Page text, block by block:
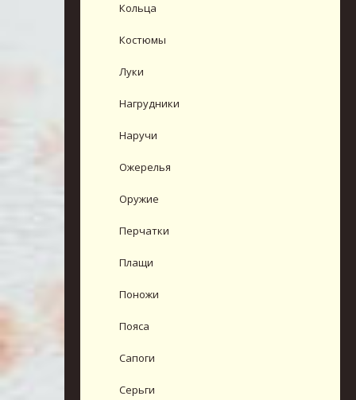
Кольца
Костюмы
Луки
Нагрудники
Наручи
Ожерелья
Оружие
Перчатки
Плащи
Поножи
Пояса
Сапоги
Серьги